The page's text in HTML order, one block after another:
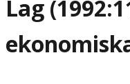
Lag